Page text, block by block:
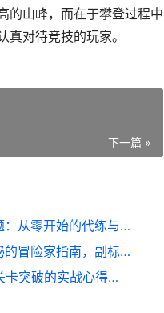
的山峰，而在于攀登过程中
对待竞技的玩家。
下一篇 »
王者荣耀如何接单，副标题：从零开始的代练与陪玩实战指南
**海之号角攻略：踏浪寻秘的冒险家指南，副标题：风与海的试炼诗篇**
**FGO攻略，从者培养与关卡突破的实战心得，副标题，资深玩家的箱庭作战手册**